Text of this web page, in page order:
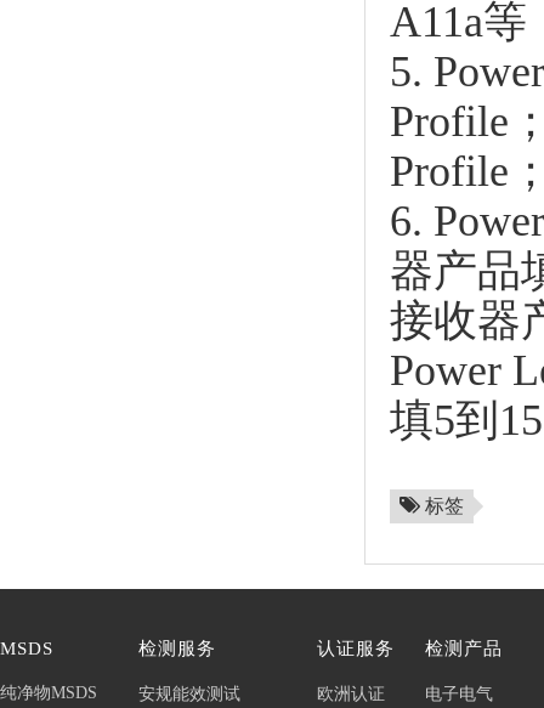
A11a等
5.
Profile
Profile
6.
器产品
接收器
Power
填5到
标签
MSDS
纯净物MSDS
检测服务
安规能效测试
认证服务
欧洲认证
检测产品
电子电气